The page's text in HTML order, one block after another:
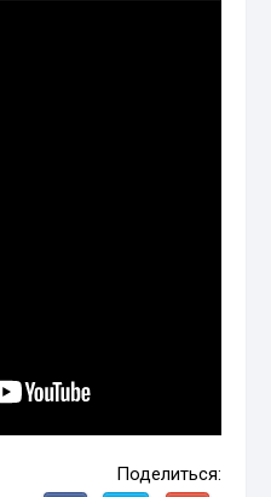
Поделиться: